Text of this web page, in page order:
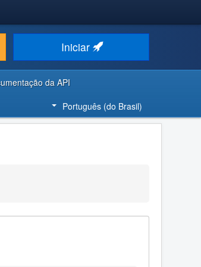
Iniciar
da API
Português (do Brasil)